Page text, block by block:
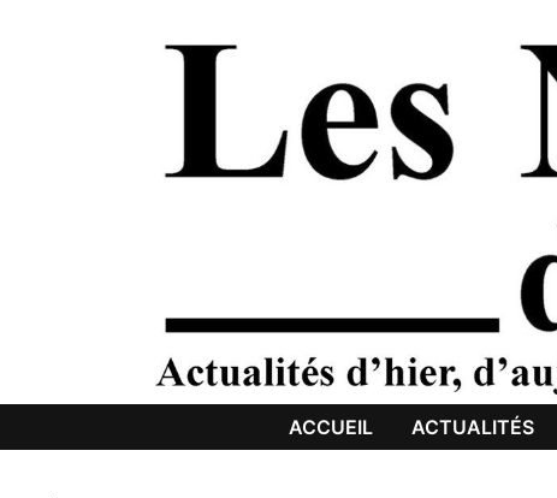
ACCUEIL ACTUALITÉS